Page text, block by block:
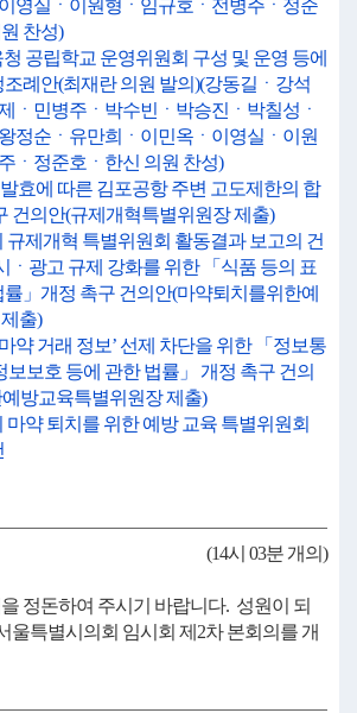
영실ㆍ이원형ㆍ임규호ㆍ전병주ㆍ정준
찬성)
공립학교 운영위원회 구성 및 운영 등에
례안(최재란 의원 발의)(강동길ㆍ강석
ㆍ민병주ㆍ박수빈ㆍ박승진ㆍ박칠성ㆍ
정순ㆍ유만희ㆍ이민옥ㆍ이영실ㆍ이원
ㆍ정준호ㆍ한신 의원 찬성)
효에 따른 김포공항 주변 고도제한의 합
건의안(규제개혁특별위원장 제출)
규제개혁 특별위원회 활동결과 보고의 건
ㆍ광고 규제 강화를 위한 「식품 등의 표
」개정 촉구 건의안(마약퇴치를위한예
출)
약 거래 정보’ 선제 차단을 위한 「정보통
보보호 등에 관한 법률」 개정 촉구 건의
방교육특별위원장 제출)
마약 퇴치를 위한 예방 교육 특별위원회
(14시 03분 개의)
정돈하여 주시기 바랍니다. 성원이 되
울특별시의회 임시회 제2차 본회의를 개